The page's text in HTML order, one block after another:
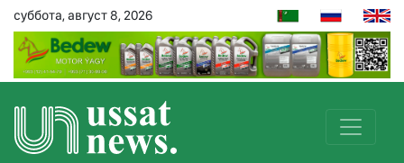
суббота, август 8, 2026